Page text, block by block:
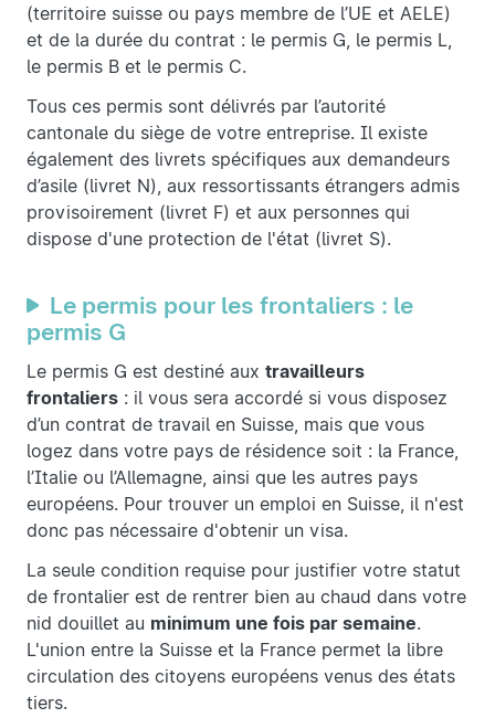
(territoire suisse ou pays membre de l’UE et AELE)
et de la durée du contrat : le permis G, le permis L,
le permis B et le permis C.
Tous ces permis sont délivrés par l’autorité
cantonale du siège de votre entreprise. Il existe
également des livrets spécifiques aux demandeurs
d’asile (livret N), aux ressortissants étrangers admis
provisoirement (livret F) et aux personnes qui
dispose d'une protection de l'état (livret S).
Le permis pour les frontaliers : le
permis G
Le permis G est destiné aux travailleurs
frontaliers : il vous sera accordé si vous disposez
d’un contrat de travail en Suisse, mais que vous
logez dans votre pays de résidence soit : la France,
l’Italie ou l’Allemagne, ainsi que les autres pays
européens. Pour trouver un emploi en Suisse, il n'est
donc pas nécessaire d'obtenir un visa.
La seule condition requise pour justifier votre statut
de frontalier est de rentrer bien au chaud dans votre
nid douillet au minimum une fois par semaine.
L'union entre la Suisse et la France permet la libre
circulation des citoyens européens venus des états
tiers.